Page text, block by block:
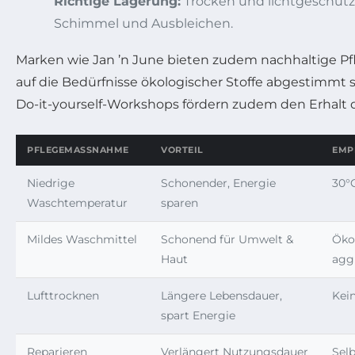
Schimmel und Ausbleichen.
Marken wie Jan ’n June bieten zudem nachhaltige
auf die Bedürfnisse ökologischer Stoffe abgestimmt
Do-it-yourself-Workshops fördern zudem den Erhalt
PFLEGEMASSNAHME VORTEIL
Niedrige
Waschtemperatur
Schonender, Energie
sparen
Mildes Waschmittel
Schonend für Umwelt &
Haut
Lufttrocknen
Längere Lebensdauer,
spart Energie
Reparieren Verlängert Nutzungsdauer